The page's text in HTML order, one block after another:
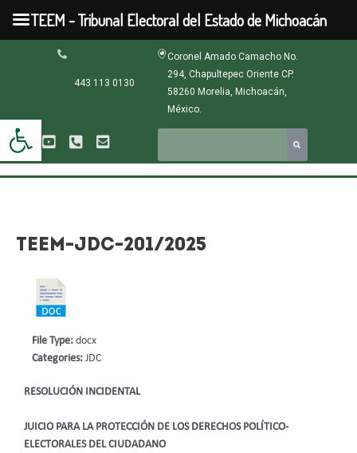
Abrir barra de herramientas
contenido
443 113 0130
Coronel Amado Camacho No.
294, Chapultepec Oriente CP.
58260 Morelia, Michoacán,
México.
TEEM-JDC-201/2025
RESOLUCIÓN INCIDENTAL
JUICIO PARA LA PROTECCIÓN DE LOS DERECHOS POLÍTICO-
ELECTORALES DEL CIUDADANO
File Type: docx
Categories: JDC
TEEM - Tribunal Electoral del Estado de Michoacán